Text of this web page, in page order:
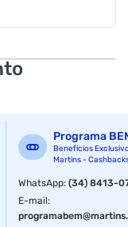
Programa
Benefícios
Martins -
WhatsApp:(34) 8413-
E-mail: